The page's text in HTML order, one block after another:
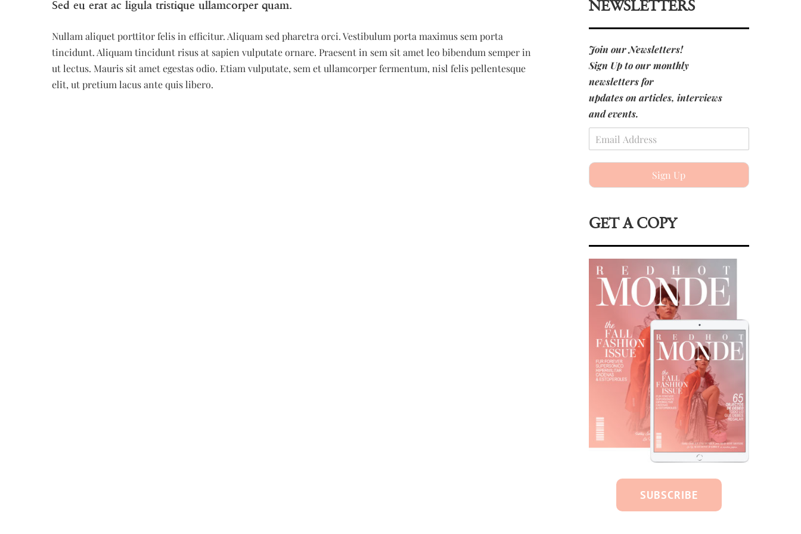
Sed eu erat ac ligula tristique ullamcorper quam.
Nullam aliquet porttitor felis in efficitur. Aliquam sed pharetra orci. Vestibulum porta maximus sem porta
tincidunt. Aliquam tincidunt risus at sapien vulputate ornare. Praesent in sem sit amet leo bibendum semper in
ut lectus. Mauris sit amet egestas odio. Etiam vulputate, sem et ullamcorper fermentum, nisl felis pellentesque
elit, ut pretium lacus ante quis libero.
NEWSLETTERS
Join our Newsletters!
Sign Up to our monthly
newsletters for
updates on articles, interviews
and events.
Sign Up
GET A COPY
SUBSCRIBE